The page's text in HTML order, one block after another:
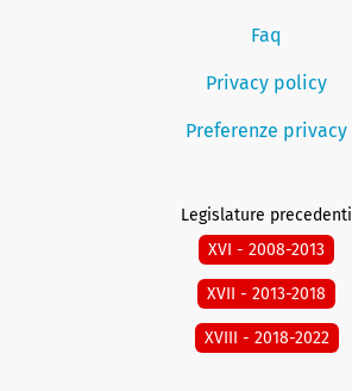
Faq
Privacy policy
Preferenze privacy
Legislature precedenti
XVI - 2008-2013
XVII - 2013-2018
XVIII - 2018-2022